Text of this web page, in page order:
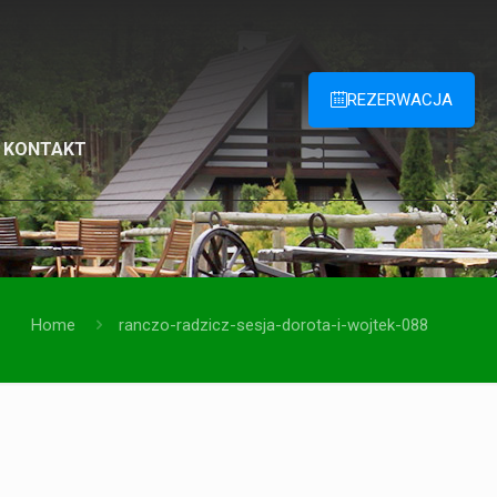
KONTAKT
REZERWACJA
Home ranczo-radzicz-sesja-dorota-i-wojtek-088